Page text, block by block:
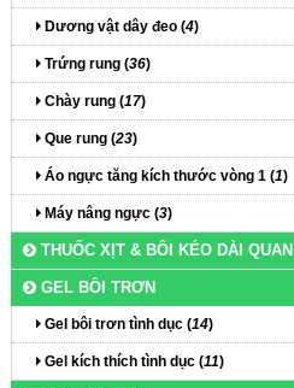
Dương vật dây đeo (4)
Trứng rung (36)
Chày rung (17)
Que rung (23)
Áo ngực tăng kích thước vòng 1 (1)
Máy nâng ngực (3)
THUỐC XỊT & BÔI KÉO DÀI
GEL BÔI TRƠN
Gel bôi trơn tình dục (14)
Gel kích thích tình dục (11)